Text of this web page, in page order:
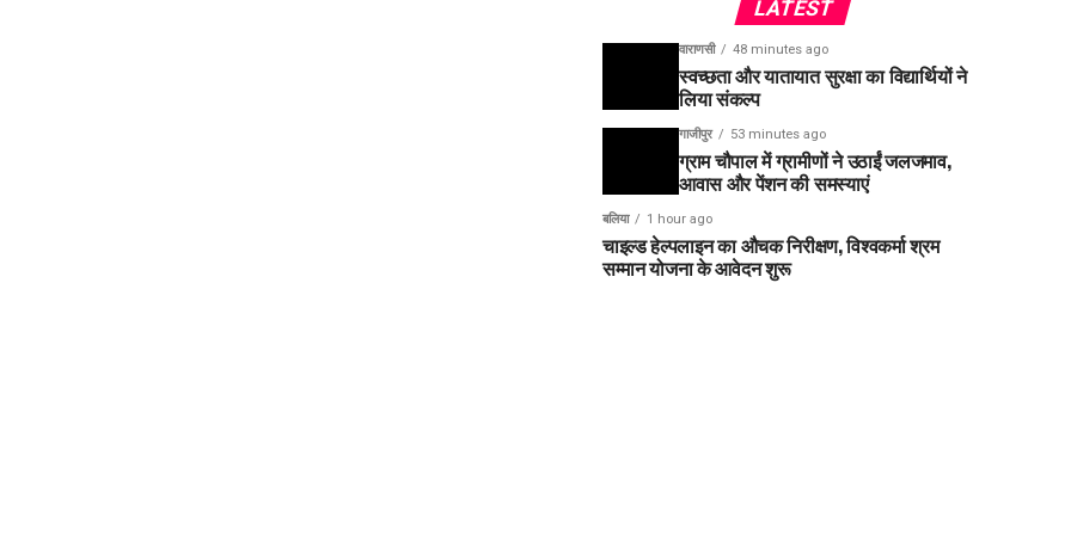
LATEST
वाराणसी 48 minutes ago
स्वच्छता और यातायात सुरक्षा का विद्यार्थियों ने
लिया संकल्प
गाजीपुर 53 minutes ago
ग्राम चौपाल में ग्रामीणों ने उठाईं जलजमाव,
आवास और पेंशन की समस्याएं
बलिया 1 hour ago
चाइल्ड हेल्पलाइन का औचक निरीक्षण, विश्वकर्मा श्रम
सम्मान योजना के आवेदन शुरू